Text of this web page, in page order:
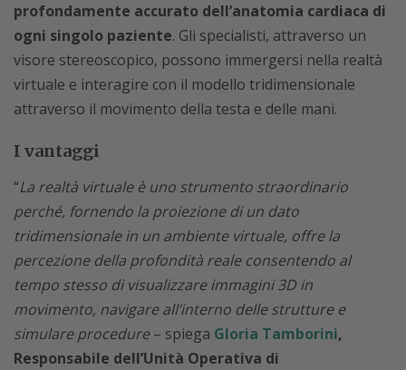
profondamente accurato dell’anatomia cardiaca di
ogni singolo paziente. Gli specialisti, attraverso un
visore stereoscopico, possono immergersi nella realtà
virtuale e interagire con il modello tridimensionale
attraverso il movimento della testa e delle mani.
I vantaggi
“La realtà virtuale è uno strumento straordinario
perché, fornendo la proiezione di un dato
tridimensionale in un ambiente virtuale, offre la
percezione della profondità reale consentendo al
tempo stesso di visualizzare immagini 3D in
movimento, navigare all’interno delle strutture e
simulare procedure– spiega Gloria Tamborini,
Responsabile dell’Unità Operativa di